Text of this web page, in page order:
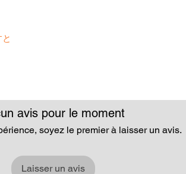
avis pour le moment
soyez le premier à laisser un avis.
Laisser un avis